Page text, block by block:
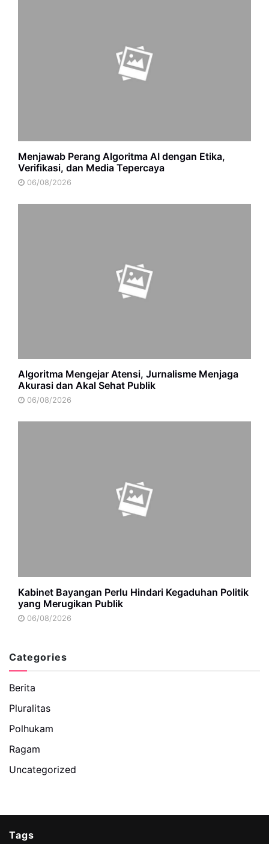
Menjawab Perang Algoritma AI dengan Etika,
Verifikasi, dan Media Tepercaya
06/08/2026
Algoritma Mengejar Atensi, Jurnalisme Menjaga
Akurasi dan Akal Sehat Publik
06/08/2026
Kabinet Bayangan Perlu Hindari Kegaduhan Politik
yang Merugikan Publik
06/08/2026
Categories
Berita
Pluralitas
Polhukam
Ragam
Uncategorized
Tags